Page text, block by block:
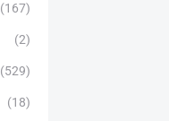
(167)
(2)
(529)
(18)